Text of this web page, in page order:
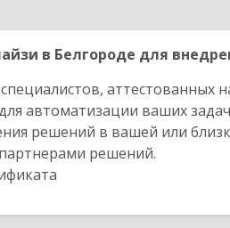
в Белгороде для
автоматизации ваших
решений в вашей или
решений.